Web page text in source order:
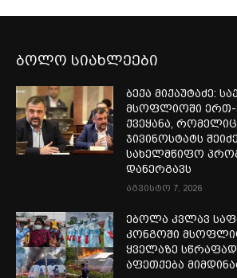
ბოლო სიახლეები
ბექა მიქაუტაძე:
მსოფლიოში ერთ-
ქვეყანა, რომელიც
ჯივინოსტატს
სახელმწიფო
დანერგავს
აგვისტო 7, 2026
ებოლა კვლავ
კონგოში
ყველაზე
აფეთქება